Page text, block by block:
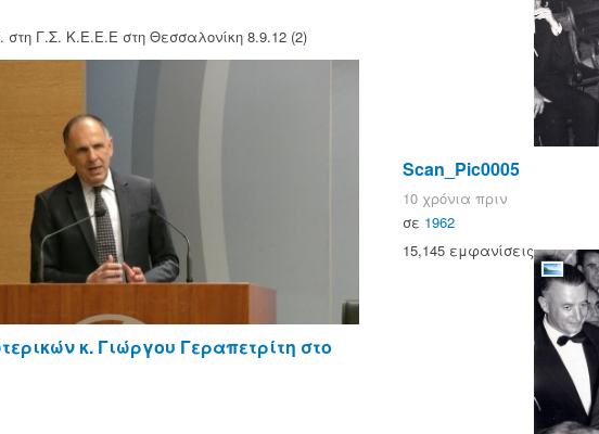
Γ.Σ. Κ.Ε.Ε.Ε στη Θεσσαλονίκη 8.9.12 (2)
κ. Γιώργου Γεραπετρίτη στο
Scan_Pic0005
10 χρόνια πριν
σε 1962
15,145 εμφανίσεις